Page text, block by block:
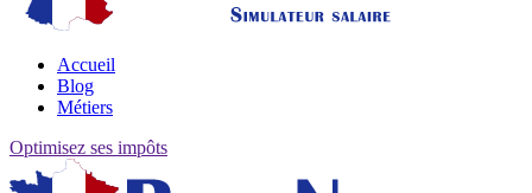
Accueil
Blog
Métiers
Optimisez ses impôts